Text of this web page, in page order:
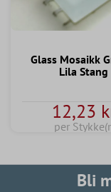
Glass Mosaikk
Lila Stang
12,23
per
Bli